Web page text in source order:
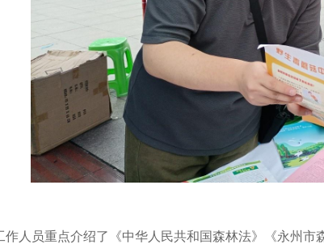
人员重点介绍了《中华人民共和国森林法》《永州